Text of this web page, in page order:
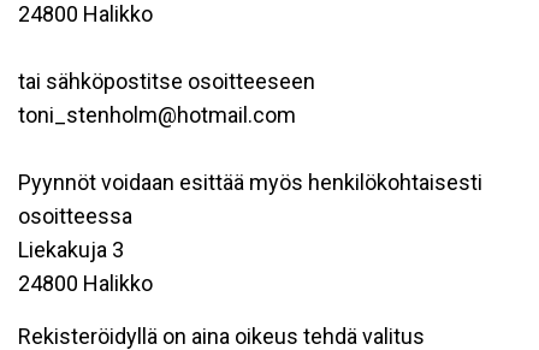
24800 Halikko
tai sähköpostitse osoitteeseen
toni_stenholm@hotmail.com
Pyynnöt voidaan esittää myös henkilökohtaisesti
osoitteessa
Liekakuja 3
24800 Halikko
Rekisteröidyllä on aina oikeus tehdä valitus